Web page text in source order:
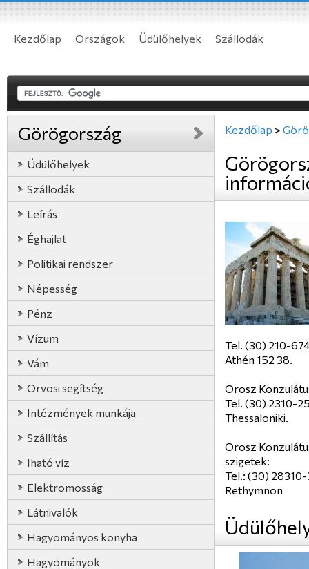
Kezdőlap Országok Üdülőhelyek Szállodák
Görögország
Üdülőhelyek
Szállodák
Leírás
Éghajlat
Politikai rendszer
Népesség
Pénz
Vízum
Vám
Orvosi segítség
Intézmények munkája
Szállítás
Iható víz
Elektromosság
Látnivalók
Hagyományos konyha
Hagyományok
Kezdőlap >
Tel. (30) 210-
Athén 152 38.
Orosz
Tel. (30) 2310-
Thessaloniki.
Orosz
szigetek:
Tel.: (30)
Rethymnon